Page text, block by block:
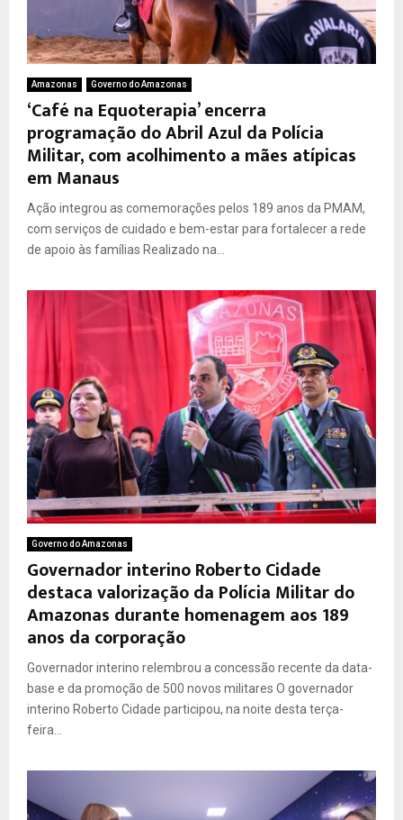
Amazonas Governo do Amazonas
‘Café na Equoterapia’ encerra
programação do Abril Azul da Polícia
Militar, com acolhimento a mães atípicas
em Manaus
Ação integrou as comemorações pelos 189 anos da PMAM,
com serviços de cuidado e bem-estar para fortalecer a rede
de apoio às famílias Realizado na...
Governo do Amazonas
Governador interino Roberto Cidade
destaca valorização da Polícia Militar do
Amazonas durante homenagem aos 189
anos da corporação
Governador interino relembrou a concessão recente da data-
base e da promoção de 500 novos militares O governador
interino Roberto Cidade participou, na noite desta terça-
feira...